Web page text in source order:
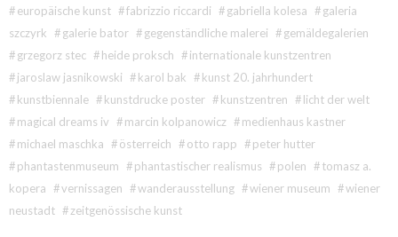
#europäische kunst #fabrizzio riccardi #gabriella kolesa #galeria
szczyrk #galerie bator #gegenständliche malerei #gemäldegalerien
#grzegorz stec #heide proksch #internationale kunstzentren
#jaroslaw jasnikowski #karol bak #kunst 20. jahrhundert
#kunstbiennale #kunstdrucke poster #kunstzentren #licht der welt
#magical dreams iv #marcin kolpanowicz #medienhaus kastner
#michael maschka #österreich #otto rapp #peter hutter
#phantastenmuseum #phantastischer realismus #polen #tomasz a.
kopera #vernissagen #wanderausstellung #wiener museum #wiener
neustadt #zeitgenössische kunst